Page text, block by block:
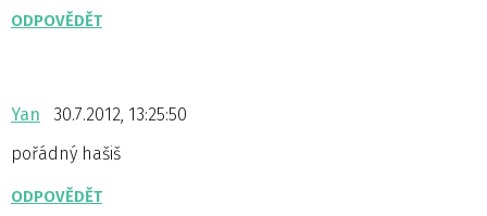
ODPOVĚDĚT
Yan
30.7.2012, 13:25:50
pořádný hašiš
ODPOVĚDĚT